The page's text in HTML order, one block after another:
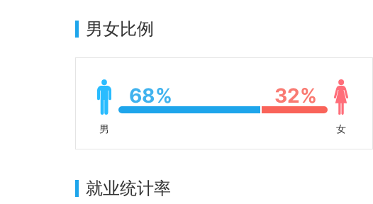
男女比例
男
68% 32%
女
就业统计率